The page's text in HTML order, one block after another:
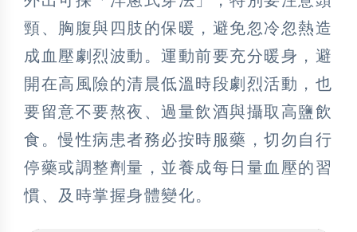
頸、胸腹與四肢的保暖，避免忽冷忽熱造
成血壓劇烈波動。運動前要充分暖身，避
開在高風險的清晨低溫時段劇烈活動，也
要留意不要熬夜、過量飲酒與攝取高鹽飲
食。慢性病患者務必按時服藥，切勿自行
停藥或調整劑量，並養成每日量血壓的習
慣、及時掌握身體變化。